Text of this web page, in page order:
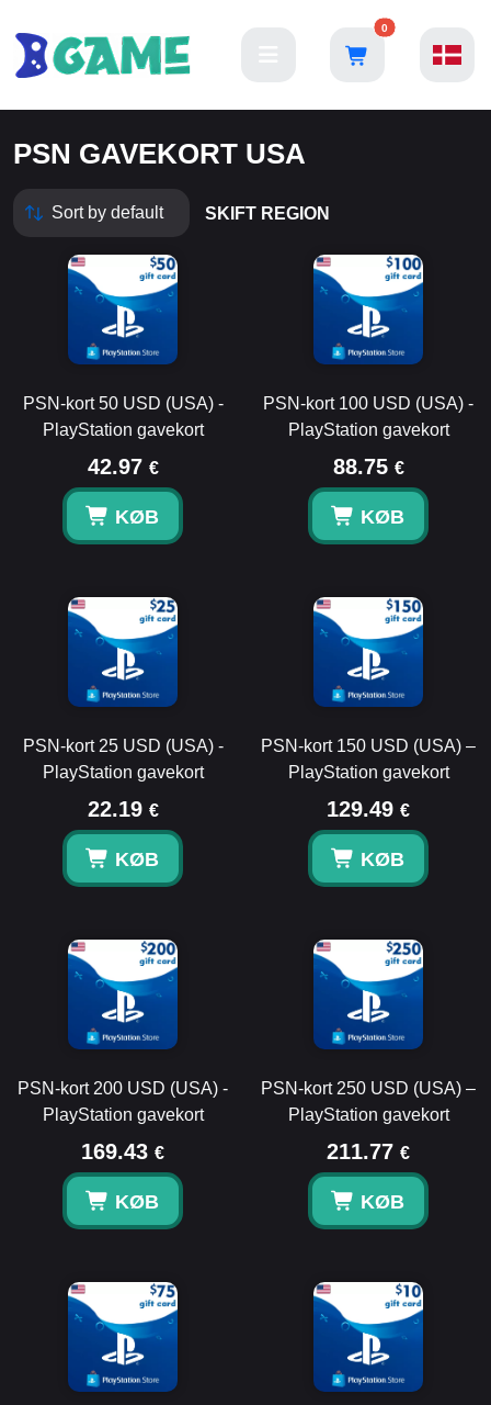
0
PSN GAVEKORT USA
SKIFT REGION
PSN-kort 50 USD (USA) -
PlayStation gavekort
42.97 €
KØB
PSN-kort 100 USD (USA) -
PlayStation gavekort
88.75 €
KØB
PSN-kort 25 USD (USA) -
PlayStation gavekort
22.19 €
KØB
PSN-kort 150 USD (USA) –
PlayStation gavekort
129.49 €
KØB
PSN-kort 200 USD (USA) -
PlayStation gavekort
169.43 €
KØB
PSN-kort 250 USD (USA) –
PlayStation gavekort
211.77 €
KØB